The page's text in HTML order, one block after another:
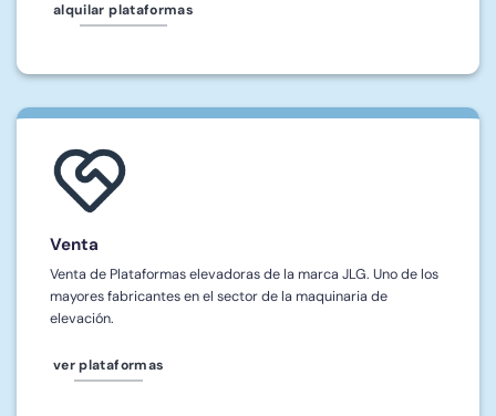
alquilar plataformas
Venta
Venta de Plataformas elevadoras de la marca JLG. Uno de los
mayores fabricantes en el sector de la maquinaria de
elevación.
ver plataformas